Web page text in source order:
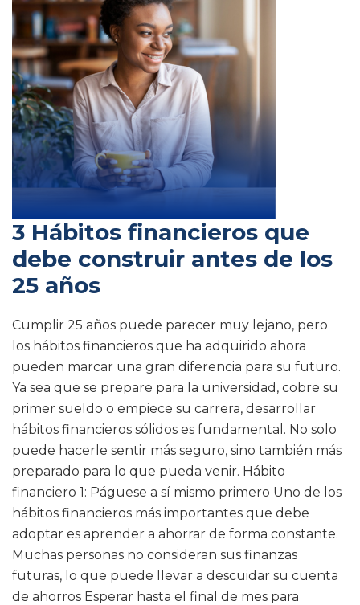
3 Hábitos financieros que
debe construir antes de los
25 años
Cumplir 25 años puede parecer muy lejano, pero
los hábitos financieros que ha adquirido ahora
pueden marcar una gran diferencia para su futuro.
Ya sea que se prepare para la universidad, cobre su
primer sueldo o empiece su carrera, desarrollar
hábitos financieros sólidos es fundamental. No solo
puede hacerle sentir más seguro, sino también más
preparado para lo que pueda venir. Hábito
financiero 1: Páguese a sí mismo primero Uno de los
hábitos financieros más importantes que debe
adoptar es aprender a ahorrar de forma constante.
Muchas personas no consideran sus finanzas
futuras, lo que puede llevar a descuidar su cuenta
de ahorros Esperar hasta el final de mes para